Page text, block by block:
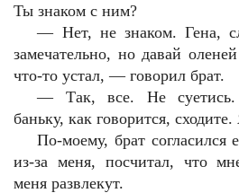
Ты знаком с ним?
— Нет, не знаком. Гена,
замечательно, но давай
что-то устал, — говорил брат.
— Так, все. Не
баньку, как говорится,
По-моему, брат согласился
из-за меня, посчитал, что
меня развлекут.